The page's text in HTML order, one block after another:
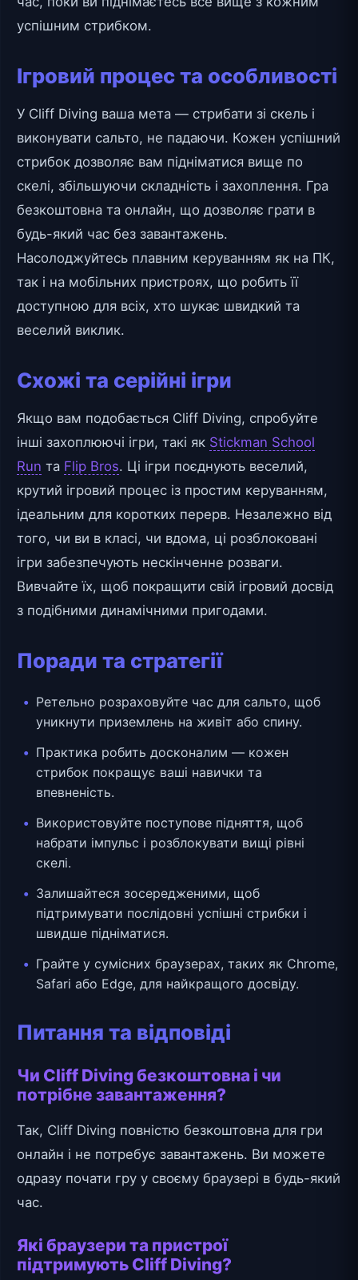
успішним стрибком.
Ігровий процес та особливості
У Cliff Diving ваша мета — стрибати зі скель і
виконувати сальто, не падаючи. Кожен успішний
стрибок дозволяє вам підніматися вище по
скелі, збільшуючи складність і захоплення. Гра
безкоштовна та онлайн, що дозволяє грати в
будь-який час без завантажень.
Насолоджуйтесь плавним керуванням як на ПК,
так і на мобільних пристроях, що робить її
доступною для всіх, хто шукає швидкий та
веселий виклик.
Схожі та серійні ігри
Якщо вам подобається Cliff Diving, спробуйте
інші захоплюючі ігри, такі як Stickman School
Run та Flip Bros. Ці ігри поєднують веселий,
крутий ігровий процес із простим керуванням,
ідеальним для коротких перерв. Незалежно від
того, чи ви в класі, чи вдома, ці розблоковані
ігри забезпечують нескінченне розваги.
Вивчайте їх, щоб покращити свій ігровий досвід
з подібними динамічними пригодами.
Поради та стратегії
Ретельно розраховуйте час для сальто, щоб
уникнути приземлень на живіт або спину.
Практика робить досконалим — кожен
стрибок покращує ваші навички та
впевненість.
Використовуйте поступове підняття, щоб
набрати імпульс і розблокувати вищі рівні
скелі.
Залишайтеся зосередженими, щоб
підтримувати послідовні успішні стрибки і
швидше підніматися.
Грайте у сумісних браузерах, таких як Chrome,
Safari або Edge, для найкращого досвіду.
Питання та відповіді
Чи Cliff Diving безкоштовна і чи
потрібне завантаження?
Так, Cliff Diving повністю безкоштовна для гри
онлайн і не потребує завантажень. Ви можете
одразу почати гру у своєму браузері в будь-який
час.
Які браузери та пристрої
підтримують Cliff Diving?